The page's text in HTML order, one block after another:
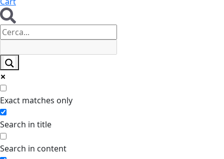
Exact matches only
Search in title
Search in content